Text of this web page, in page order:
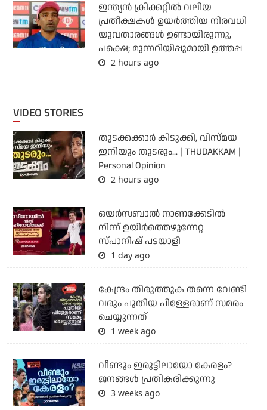
ഇന്ത്യന്‍ ക്രിക്കറ്റില്‍ വലിയ
പ്രതീക്ഷകള്‍ ഉയര്‍ത്തിയ നിരവധി
യുവതാരങ്ങള്‍ ഉണ്ടായിരുന്നു,
പക്ഷെ; മുന്നറിയിപ്പുമായി ഉത്തപ്പ
2 hours ago
VIDEO STORIES
തുടക്കക്കാര്‍ കിടുക്കി, വിസ്മയ
ഇനിയും തുടരും... | THUDAKKAM |
Personal Opinion
2 hours ago
ഒയര്‍സബാൽ നാണക്കേടിൽ
നിന്ന് ഉയിർത്തെഴുന്നേറ്റ
സ്പാനിഷ് പടയാളി
1 day ago
കേന്ദ്രം തിരുത്തുക തന്നെ വേണ്ടി
വരും പുതിയ പിള്ളേരാണ് സമരം
ചെയ്യുന്നത്
1 week ago
വീണ്ടും ഇരുട്ടിലായോ കേരളം?
ജനങ്ങൾ പ്രതികരിക്കുന്നു
3 weeks ago